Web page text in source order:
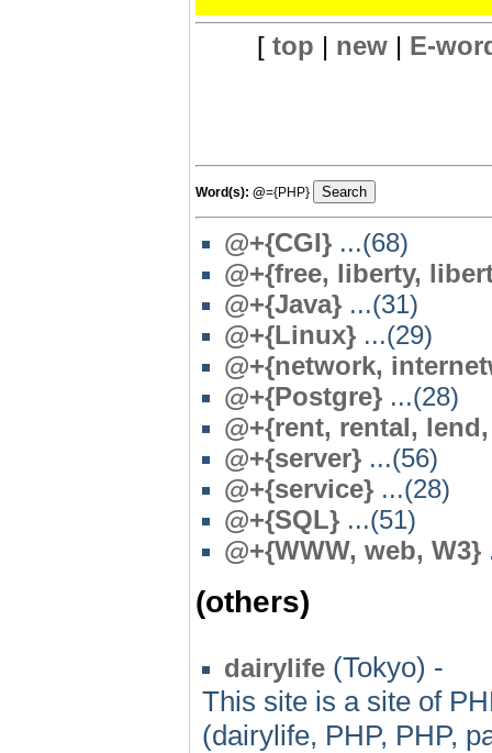
[ top | new| E-
Word(s): @={PHP}
@+{CGI} ...(68)
@+{free, liberty,
@+{Java} ...(31)
@+{Linux} ...(29)
@+{network,
@+{Postgre} ...(28)
@+{rent, rental,
@+{server} ...(56)
@+{service} ...(28)
@+{SQL} ...(51)
@+{WWW, web, W3}
(others)
dairylife (Tokyo) -
This site is a site of
(dairylife, PHP, PHP,